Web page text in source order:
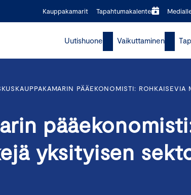
Kauppakamarit Tapahtumakalenteri
Uutishuone Vaikuttaminen
PÄÄEKONOMISTI:
yksityisen